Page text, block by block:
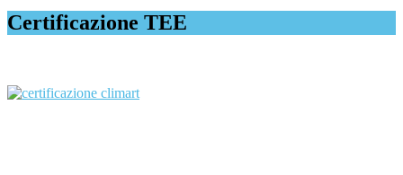
Certificazione TEE